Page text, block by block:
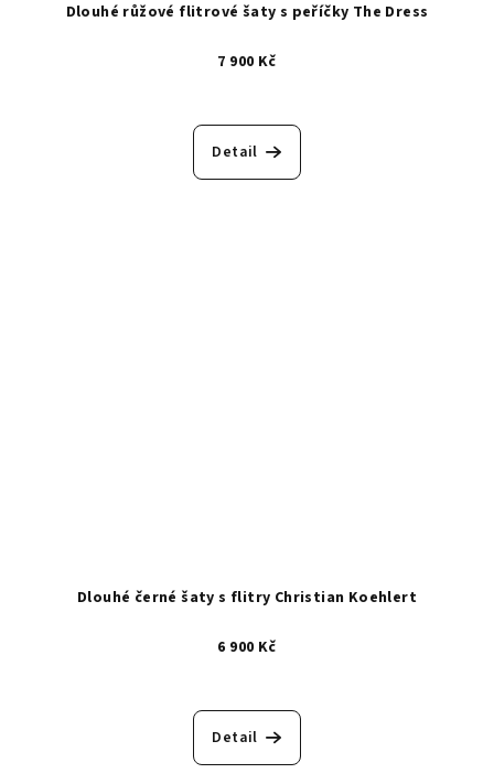
Dlouhé růžové flitrové šaty s peříčky The Dress
7 900 Kč
Detail
Dlouhé černé šaty s flitry Christian Koehlert
6 900 Kč
Detail